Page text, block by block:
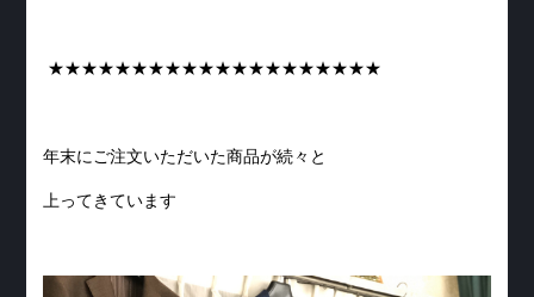
★★★★★★★★★★★★★★★★★★★★
年末にご注文いただいた商品が続々と
上ってきています